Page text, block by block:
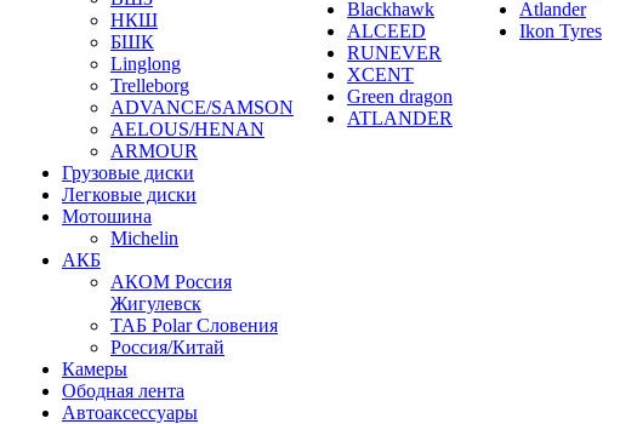
НКШ
БШК
Linglong
Trelleborg
ADVANCE/SAMSON
AELOUS/HENAN
ARMOUR
Грузовые диски
Легковые диски
Мотошина
Michelin
АКБ
АКОМ Россия
Жигулевск
ТАБ Polar Словения
Россия/Китай
Камеры
Ободная лента
Автоаксессуары
Blackhawk
ALCEED
RUNEVER
XCENT
Green dragon
ATLANDER
Atlander
Ikon Tyres